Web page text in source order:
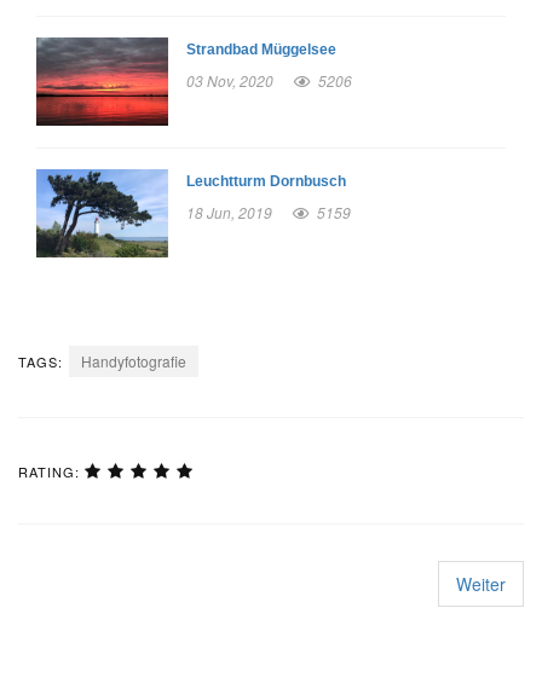
Strandbad Müggelsee
03 Nov, 2020 5206
Leuchtturm Dornbusch
18 Jun, 2019 5159
TAGS: Handyfotografie
RATING:
Weiter